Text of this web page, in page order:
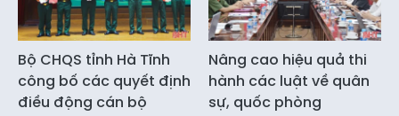
Bộ CHQS tỉnh Hà Tĩnh
công bố các quyết định
điều động cán bộ
Nâng cao hiệu quả thi
hành các luật về quân
sự, quốc phòng